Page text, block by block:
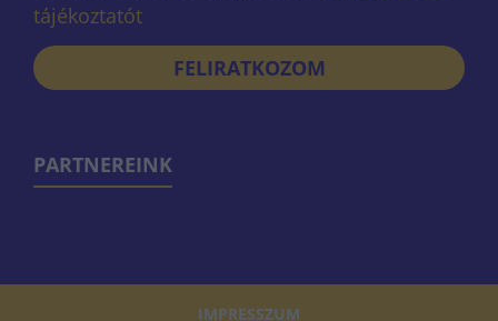
tájékoztatót
FELIRATKOZOM
PARTNEREINK
IMPRESSZUM